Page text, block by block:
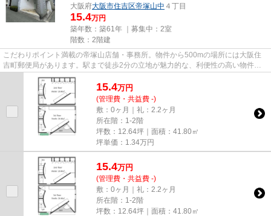
大阪府大阪市住吉区帝塚山中 ４丁目
15.4万円
築年数：築61年 ｜募集中： 2室
階数：2階建
こだわりポイント満載の帝塚山店舗・事務所。物件から500mの場所には大阪住
吉町郵便局があります。駅まで徒歩2分の立地が魅力的な、利便性の高い物件で
す。駐車場まで300mの物件、いか...
15.4万円
(管理費・共益費 -)
敷：0ヶ月｜礼：2.2ヶ月
所在階：1-2階
坪数：12.64坪｜面積：41.80㎡
坪単価： 1.34万円
15.4万円
(管理費・共益費 -)
敷：0ヶ月｜礼：2.2ヶ月
所在階：1-2階
坪数：12.64坪｜面積：41.80㎡